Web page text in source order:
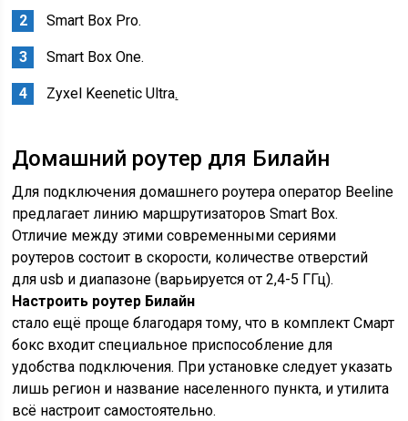
Smart Box Pro.
Smart Box One.
Zyxel Keenetic Ultra.
Домашний роутер для Билайн
Для подключения домашнего роутера оператор Beeline
предлагает линию маршрутизаторов Smart Box.
Отличие между этими современными сериями
роутеров состоит в скорости, количестве отверстий
для usb и диапазоне (варьируется от 2,4-5 ГГц).
Настроить роутер Билайн
стало ещё проще благодаря тому, что в комплект Смарт
бокс входит специальное приспособление для
удобства подключения. При установке следует указать
лишь регион и название населенного пункта, и утилита
всё настроит самостоятельно.